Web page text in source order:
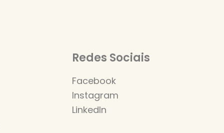
Redes Sociais
Facebook
Instagram
LinkedIn